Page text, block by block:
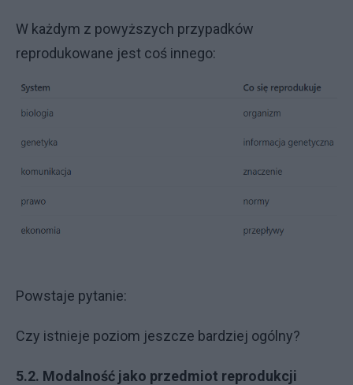
W każdym z powyższych przypadków
reprodukowane jest coś innego:
Powstaje pytanie:
Czy istnieje poziom jeszcze bardziej ogólny?
5.2. Modalność jako przedmiot reprodukcji